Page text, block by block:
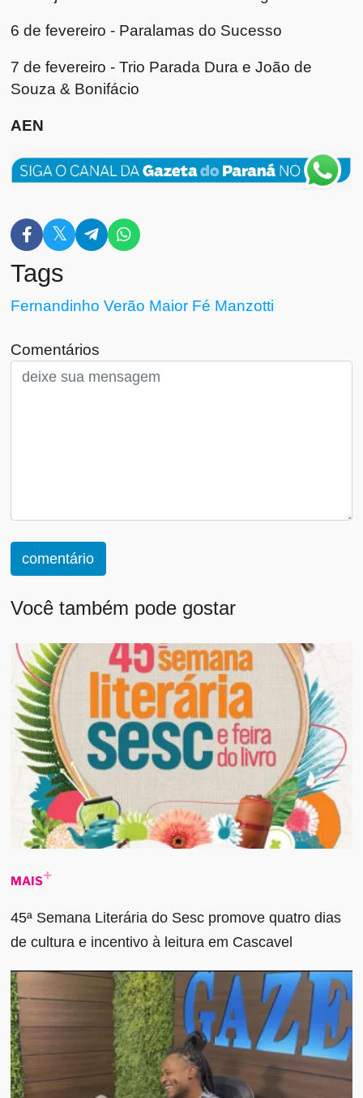
6 de fevereiro - Paralamas do Sucesso
7 de fevereiro - Trio Parada Dura e João de
Souza & Bonifácio
AEN
Tags
Fernandinho Verão Maior Fé Manzotti
Comentários
comentário
Você também pode gostar
MAIS
45ª Semana Literária do Sesc promove quatro dias
de cultura e incentivo à leitura em Cascavel